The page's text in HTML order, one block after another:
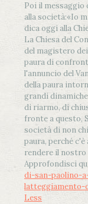
Poi il messaggio
alla società:«Io
dica oggi alla
La Chiesa del
del magistero
paura di
l'annuncio del
della paura
grandi
di riarmo, di
fronte a questo,
società di non
paura, perché
rendere il
Approfondisci
di-san-paolino-
latteggiamento-
Less